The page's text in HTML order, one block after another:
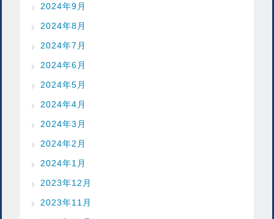
2024年9月
2024年8月
2024年7月
2024年6月
2024年5月
2024年4月
2024年3月
2024年2月
2024年1月
2023年12月
2023年11月